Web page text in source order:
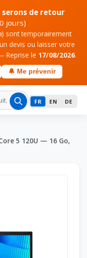
serons de retour
jours)
sont temporairement
devis ou laisser votre
Reprise le 17/08/2026.
🔔 Me prévenir
FR EN DE
5 120U — 16 Go,